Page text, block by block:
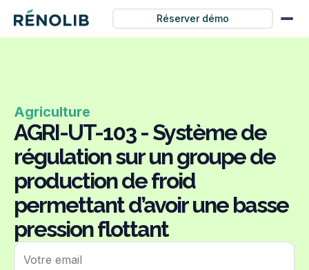
Réserver démo
Agriculture
AGRI-UT-103 - Système de
régulation sur un groupe de
production de froid
permettant d’avoir une basse
pression flottant